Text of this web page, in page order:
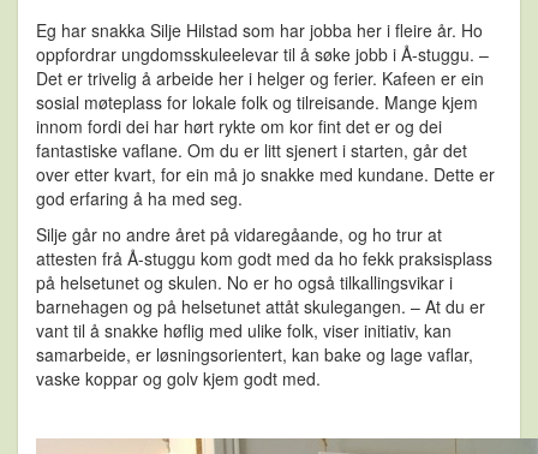
Eg har snakka Silje Hilstad som har jobba her i fleire år. Ho
oppfordrar ungdomsskuleelevar til å søke jobb i Å-stuggu. –
Det er trivelig å arbeide her i helger og ferier. Kafeen er ein
sosial møteplass for lokale folk og tilreisande. Mange kjem
innom fordi dei har hørt rykte om kor fint det er og dei
fantastiske vaflane. Om du er litt sjenert i starten, går det
over etter kvart, for ein må jo snakke med kundane. Dette er
god erfaring å ha med seg.
Silje går no andre året på vidaregåande, og ho trur at
attesten frå Å-stuggu kom godt med da ho fekk praksisplass
på helsetunet og skulen. No er ho også tilkallingsvikar i
barnehagen og på helsetunet attåt skulegangen. – At du er
vant til å snakke høflig med ulike folk, viser initiativ, kan
samarbeide, er løsningsorientert, kan bake og lage vaflar,
vaske koppar og golv kjem godt med.